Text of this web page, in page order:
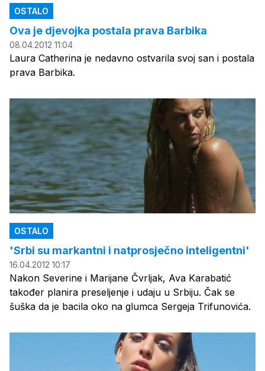
OSTALO
Ova je djevojka postala prava Barbika
08.04.2012 11:04
Laura Catherina je nedavno ostvarila svoj san i postala
prava Barbika.
OSTALO
'Srbi su markantni i natprosječno inteligentni'
16.04.2012 10:17
Nakon Severine i Marijane Čvrljak, Ava Karabatić
također planira preseljenje i udaju u Srbiju. Čak se
šuška da je bacila oko na glumca Sergeja Trifunovića.